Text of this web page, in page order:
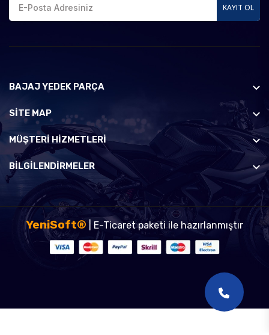
KAYIT OL
BAJAJ YEDEK PARÇA
SİTE MAP
MÜŞTERI HIZMETLERI
BILGILENDIRMELER
YeniSoft®| E-Ticaret paketi ile hazırlanmıştır